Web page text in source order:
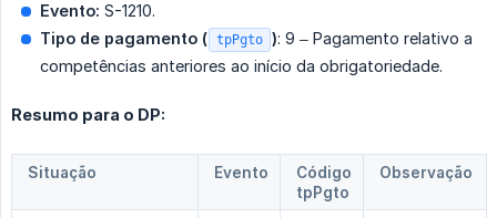
Evento: S-1210.
Tipo de pagamento ( tpPgto ): 9 – Pagamento relativo a
competências anteriores ao início da obrigatoriedade.
Resumo para o DP:
Situação Evento
Código
tpPgto
Observação